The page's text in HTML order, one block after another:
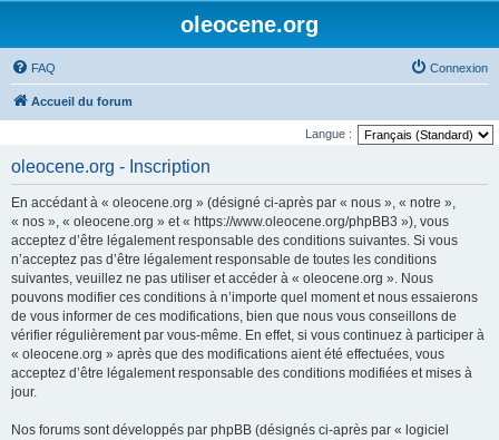
oleocene.org
FAQ Connexion
Accueil du forum
Langue :
oleocene.org - Inscription
En accédant à « oleocene.org » (désigné ci-après par « nous », « notre »,
« nos », « oleocene.org » et « https://www.oleocene.org/phpBB3 »), vous
acceptez d’être légalement responsable des conditions suivantes. Si vous
n’acceptez pas d’être légalement responsable de toutes les conditions
suivantes, veuillez ne pas utiliser et accéder à « oleocene.org ». Nous
pouvons modifier ces conditions à n’importe quel moment et nous essaierons
de vous informer de ces modifications, bien que nous vous conseillons de
vérifier régulièrement par vous-même. En effet, si vous continuez à participer à
« oleocene.org » après que des modifications aient été effectuées, vous
acceptez d’être légalement responsable des conditions modifiées et mises à
jour.
Nos forums sont développés par phpBB (désignés ci-après par « logiciel